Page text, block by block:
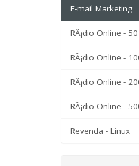
E-mail Marketing
RÃ¡dio Online -
RÃ¡dio Online -
RÃ¡dio Online -
RÃ¡dio Online -
Revenda - Linux